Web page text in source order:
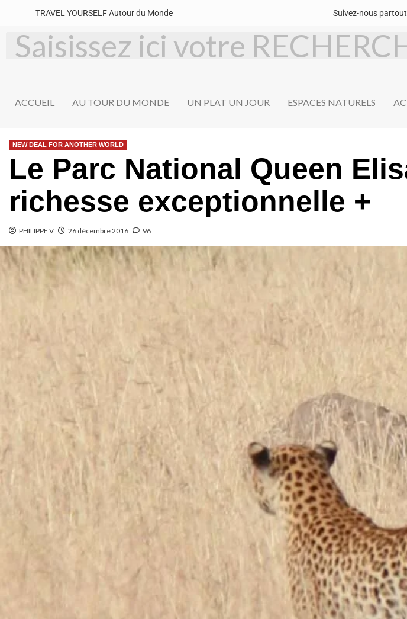
TRAVEL YOURSELF Autour du Monde Suivez-nous
ACCUEIL AU TOUR DU MONDE UN PLAT UN JOUR ESPACES NATURELS
NEW DEAL FOR ANOTHER WORLD
Le Parc National Queen
richesse exceptionnelle +
PHILIPPE V 26 décembre 2016 96